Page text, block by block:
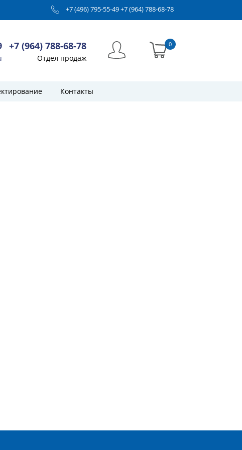
+7 (496) 795-55-49+7 (964) 788-68-78
+7 (964) 788-68-78
Отдел продаж
0
Контакты